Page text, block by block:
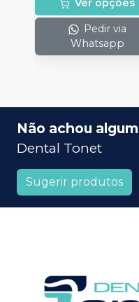
Ver opções
Pedir via
Whatsapp
Não achou
Dental Tonet
Sugerir produtos